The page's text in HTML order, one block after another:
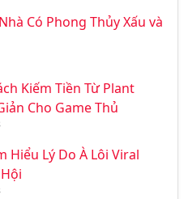
Có Phong Thủy Xấu và
Kiếm Tiền Từ Plant
Cho Game Thủ
Hiểu Lý Do À Lôi Viral